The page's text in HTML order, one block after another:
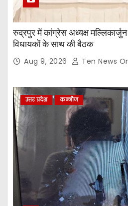
रुद्रपुर में कांग्रेस अध्यक्ष
विधायकों के साथ की बैठक
Aug 9, 2026 Ten News
उत्तर प्रदेश कन्नौज